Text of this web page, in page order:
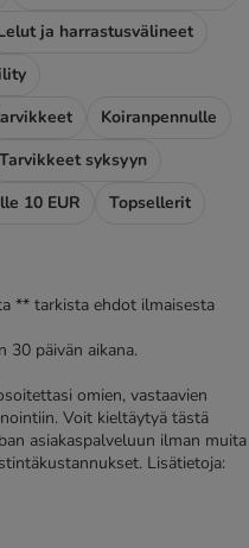
ja harrastusvälineet
Koiranpennulle
Tarvikkeet syksyyn
10 EUR Topsellerit
** tarkista ehdot ilmaisesta
30 päivän aikana.
omien, vastaavien
Voit kieltäytyä tästä
asiakaspalveluun ilman muita
Lisätietoja: